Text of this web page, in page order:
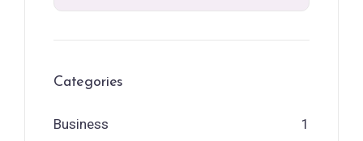
Categories
Business 1